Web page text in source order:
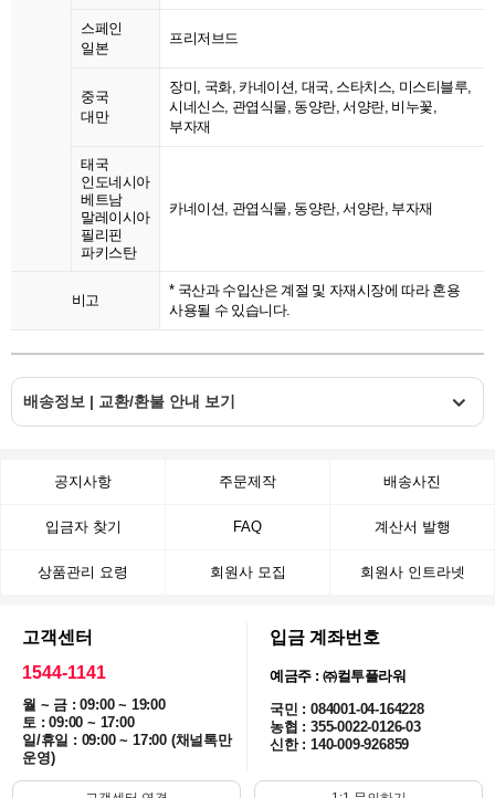
스페인
일본
프리저브드
중국
대만
장미, 국화, 카네이션, 대국, 스타치스, 미스티블루,
시네신스, 관엽식물, 동양란, 서양란, 비누꽃,
부자재
태국
인도네시아
베트남
말레이시아
필리핀
파키스탄
카네이션, 관엽식물, 동양란, 서양란, 부자재
비고
* 국산과 수입산은 계절 및 자재시장에 따라 혼용
사용될 수 있습니다.
배송정보 | 교환/환불 안내 보기
공지사항 주문제작 배송사진
입금자 찾기 FAQ 계산서 발행
상품관리 요령 회원사 모집 회원사 인트라넷
고객센터
1544-1141
월 ~ 금 : 09:00 ~ 19:00
토 : 09:00 ~ 17:00
일/휴일 : 09:00 ~ 17:00 (채널톡만
운영)
입금 계좌번호
예금주 : ㈜컬투플라워
국민 : 084001-04-164228
농협 : 355-0022-0126-03
신한 : 140-009-926859